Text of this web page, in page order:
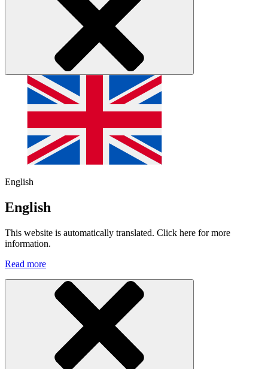
English
English
This website is automatically translated. Click here for more
information.
Read more